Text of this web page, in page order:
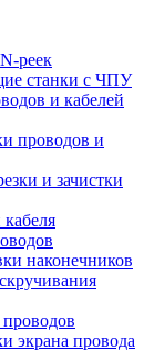
реек
станки с ЧПУ
и кабелей
проводов и
и зачистки
наконечников
экрана провода